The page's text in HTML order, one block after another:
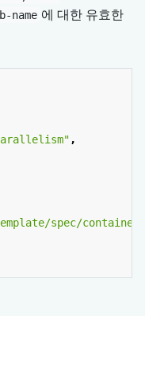
name 에 대한 유효한
,
spec/containers/